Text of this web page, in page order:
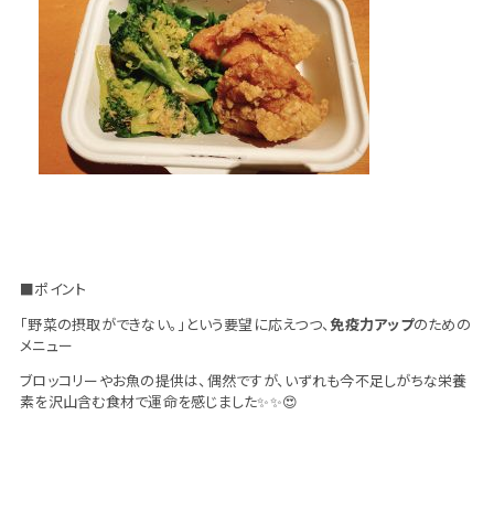
■ポイント
「野菜の摂取ができない。」という要望に応えつつ、 免疫力アップのための
メニュー
ブロッコリーやお魚の提供は、偶然ですが、いずれも今不足しがちな栄養
素を沢山含む食材で運命を感じました✨✨😍